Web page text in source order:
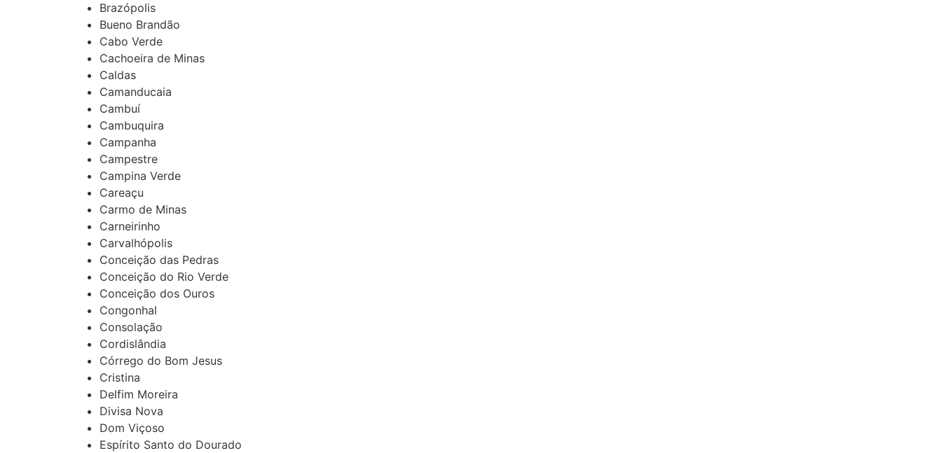
Brazópolis
Bueno Brandão
Cabo Verde
Cachoeira de Minas
Caldas
Camanducaia
Cambuí
Cambuquira
Campanha
Campestre
Campina Verde
Careaçu
Carmo de Minas
Carneirinho
Carvalhópolis
Conceição das Pedras
Conceição do Rio Verde
Conceição dos Ouros
Congonhal
Consolação
Cordislândia
Córrego do Bom Jesus
Cristina
Delfim Moreira
Divisa Nova
Dom Viçoso
Espírito Santo do Dourado